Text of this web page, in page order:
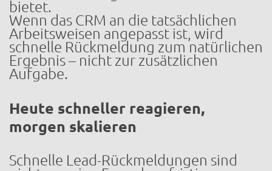
bietet.
Wenn das CRM an die tatsächlichen
Arbeitsweisen angepasst ist, wird
schnelle Rückmeldung zum natürlichen
Ergebnis – nicht zur zusätzlichen
Aufgabe.
Heute schneller reagieren,
morgen skalieren
Schnelle Lead-Rückmeldungen sind